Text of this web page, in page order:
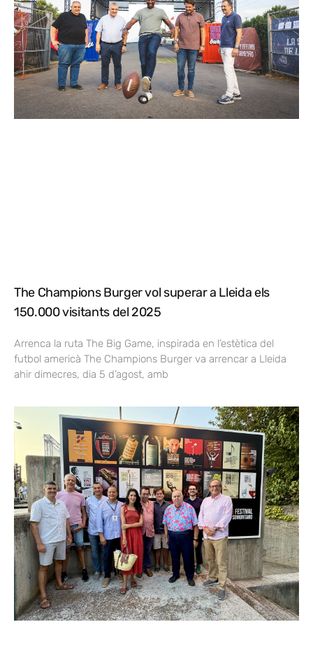
The Champions Burger vol superar a Lleida els
150.000 visitants del 2025
Arrenca la ruta The Big Game, inspirada en l’estètica del
futbol americà The Champions Burger va arrencar a Lleida
ahir dimecres, dia 5 d’agost, amb